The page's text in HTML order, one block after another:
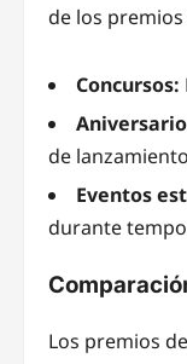
de los
Concursos:
de
Eventos
durante
Los premios